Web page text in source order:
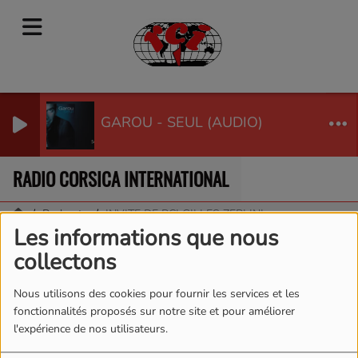
Les informations que nous
collectons
Nous utilisons des cookies pour fournir les services et les
fonctionnalités proposés sur notre site et pour améliorer
l'expérience de nos utilisateurs.
GAROU - SEUL (AUDIO)
RADIO CORSICA INTERNATIONAL
Podcasts INVITE DE RCI GILLES ZERLINI
INVITE DE RCI GILLES
ZERLINI